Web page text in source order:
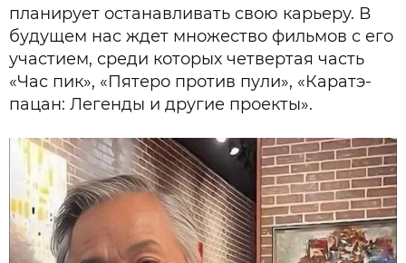
планирует останавливать свою карьеру. В
будущем нас ждет множество фильмов с его
участием, среди которых четвертая часть
«Час пик», «Пятеро против пули», «Каратэ-
пацан: Легенды и другие проекты».